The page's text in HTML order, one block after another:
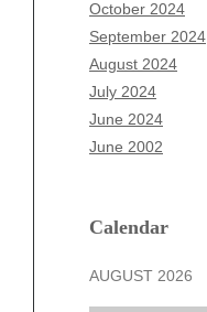
October 2024
September 2024
August 2024
July 2024
June 2024
June 2002
Calendar
AUGUST 2026
July 2025
June 2025
May 2025
April 2025
March 2025
December 2024
October 2024
September 2024